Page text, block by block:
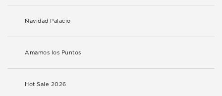
Navidad Palacio
Amamos los Puntos
Hot Sale 2026